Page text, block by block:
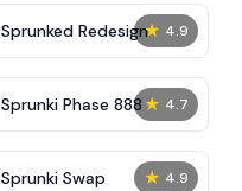
★ 4.9
Sprunked Redesign
★ 4.7
Sprunki Phase 888
★ 4.9
Sprunki Swap